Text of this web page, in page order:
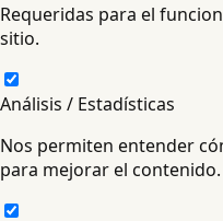
Requeridas para el
sitio.
Análisis / Estadísticas
Nos permiten entender
para mejorar el contenido.